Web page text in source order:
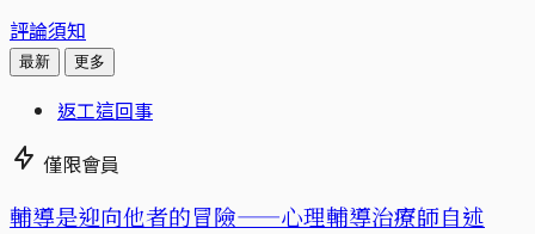
評論須知
最新 更多
返工這回事
僅限會員
輔導是迎向他者的冒險——心理輔導治療師自述